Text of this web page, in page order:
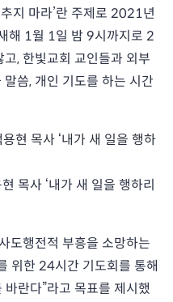
지 마라’란 주제로 2021년
해 1월 1일 밤 9시까지로 2
, 한빛교회 교인들과 외부
씀, 개인 기도를 하는 시간
목사 ‘내가 새 일을 행하리
도행전적 부흥을 소망하는
위한 24시간 기도회를 통해
란다”라고 목표를 제시했